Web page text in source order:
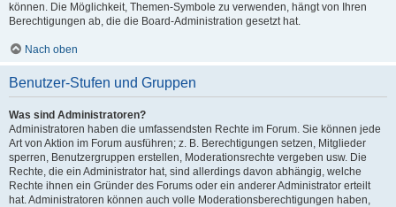
können. Die Möglichkeit, Themen-Symbole zu verwenden, hängt von Ihren
Berechtigungen ab, die die Board-Administration gesetzt hat.
Nach oben
Benutzer-Stufen und Gruppen
Was sind Administratoren?
Administratoren haben die umfassendsten Rechte im Forum. Sie können jede
Art von Aktion im Forum ausführen; z. B. Berechtigungen setzen, Mitglieder
sperren, Benutzergruppen erstellen, Moderationsrechte vergeben usw. Die
Rechte, die ein Administrator hat, sind allerdings davon abhängig, welche
Rechte ihnen ein Gründer des Forums oder ein anderer Administrator erteilt
hat. Administratoren können auch volle Moderationsberechtigungen haben,